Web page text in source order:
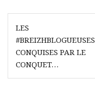
Navigation
de
l’article
LES
#BREIZHBLOGUEUSES
CONQUISES PAR LE
CONQUET…